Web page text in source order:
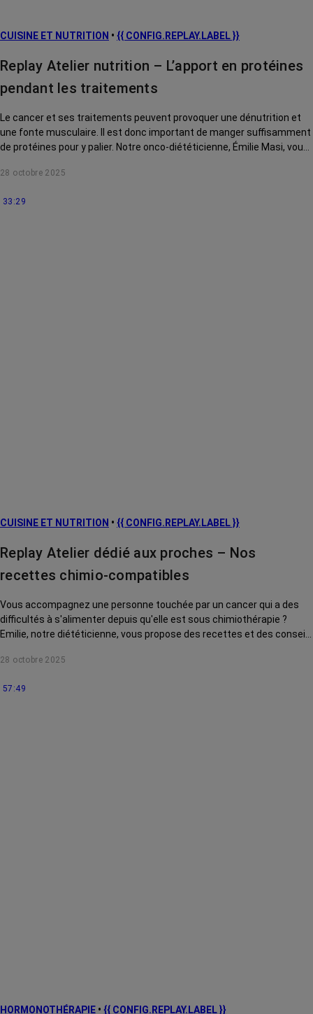
CUISINE ET NUTRITION • {{ CONFIG.REPLAY.LABEL }}
Replay Atelier nutrition – L’apport en protéines
pendant les traitements
Le cancer et ses traitements peuvent provoquer une dénutrition et
une fonte musculaire. Il est donc important de manger suffisamment
de protéines pour y palier. Notre onco-diététicienne, Émilie Masi, vous
28 octobre 2025
33:29
CUISINE ET NUTRITION • {{ CONFIG.REPLAY.LABEL }}
Replay Atelier dédié aux proches – Nos
recettes chimio-compatibles
Vous accompagnez une personne touchée par un cancer qui a des
difficultés à s'alimenter depuis qu'elle est sous chimiothérapie ?
Emilie, notre diététicienne, vous propose des recettes et des conseils
28 octobre 2025
57:49
HORMONOTHÉRAPIE • {{ CONFIG.REPLAY.LABEL }}